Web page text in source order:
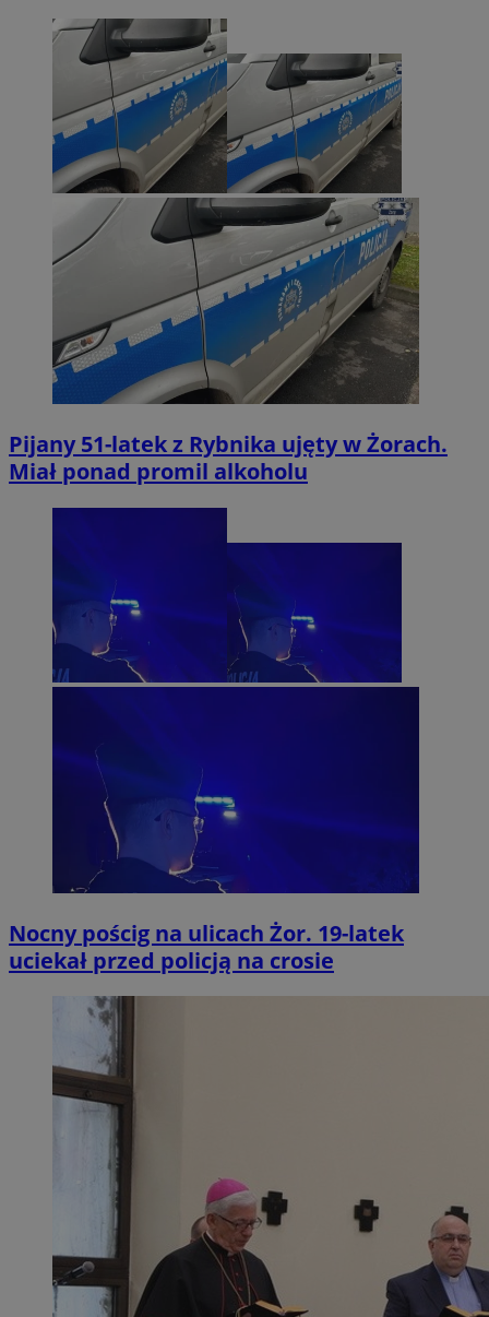
Pijany 51-latek z Rybnika ujęty w Żorach.
Miał ponad promil alkoholu
Nocny pościg na ulicach Żor. 19-latek
uciekał przed policją na crosie